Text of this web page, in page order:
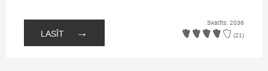
LASĪT →
Skatīts: 2036
(21)